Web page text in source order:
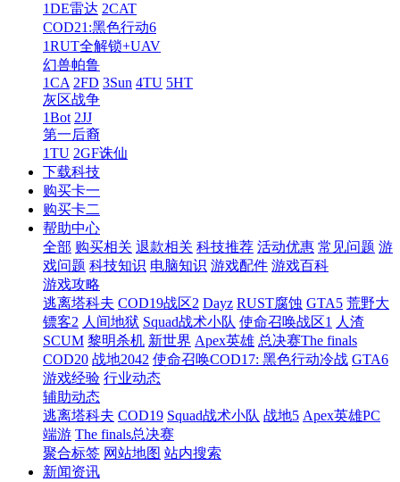
1DE雷达 2CAT
COD21:黑色行动6
1RUT全解锁+UAV
幻兽帕鲁
1CA 2FD 3Sun 4TU 5HT
灰区战争
1Bot 2JJ
第一后裔
1TU 2GF诛仙
下载科技
购买卡一
购买卡二
帮助中心
全部 购买相关 退款相关 科技推荐 活动优惠 常见问题 游
戏问题 科技知识 电脑知识 游戏配件 游戏百科
游戏攻略
逃离塔科夫 COD19战区2 Dayz RUST腐蚀 GTA5 荒野大
镖客2 人间地狱 Squad战术小队 使命召唤战区1 人渣
SCUM 黎明杀机 新世界 Apex英雄 总决赛The finals
COD20 战地2042 使命召唤COD17: 黑色行动冷战 GTA6
游戏经验 行业动态
辅助动态
逃离塔科夫 COD19 Squad战术小队 战地5 Apex英雄PC
端游 The finals总决赛
聚合标签 网站地图 站内搜索
新闻资讯